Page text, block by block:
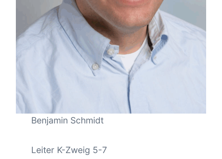
Benjamin Schmidt
Leiter K-Zweig 5-7